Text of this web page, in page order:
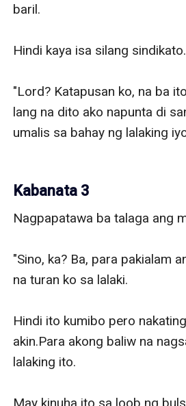
baril.
Hindi kaya isa silang sindikato.
"Lord? Katapusan ko, na ba
lang na dito ako napunta di
umalis sa bahay ng lalaking
Kabanata 3
Nagpapatawa ba talaga ang
"Sino, ka? Ba, para pakialam
na turan ko sa lalaki.
Hindi ito kumibo pero
akin.Para akong baliw na
lalaking ito.
May kinuha ito sa loob ng